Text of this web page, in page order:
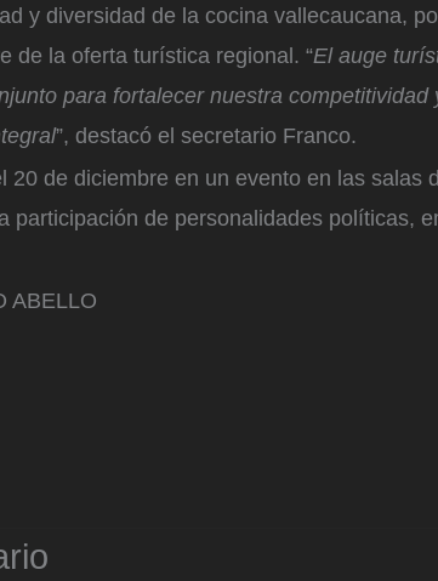
y diversidad de la cocina vallecaucana,
de la oferta turística regional. “El auge
para fortalecer nuestra competitividad
”, destacó el secretario Franco.
20 de diciembre en un evento en las salas
participación de personalidades políticas,
ABELLO